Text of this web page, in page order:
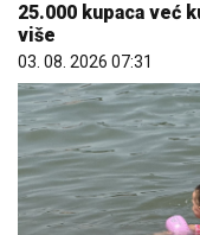
25.000 kupaca već
više
03. 08. 2026 07:31